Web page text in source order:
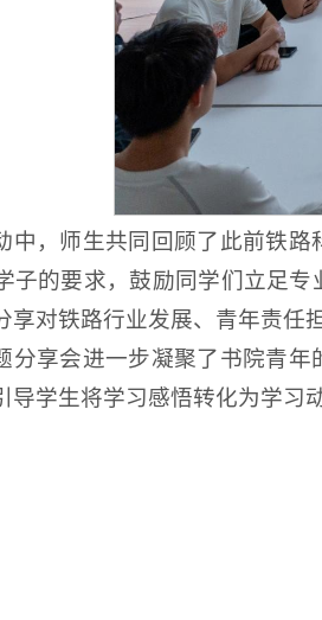
中，师生共同回顾了此前铁
子的要求，鼓励同学们立足
享对铁路行业发展、青年责任
分享会进一步凝聚了书院青
导学生将学习感悟转化为学习